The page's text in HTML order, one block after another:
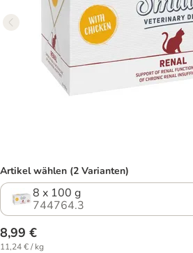
Artikel wählen (2 Varianten)
8 x 100 g
744764.3
8,99 €
11,24 € / kg